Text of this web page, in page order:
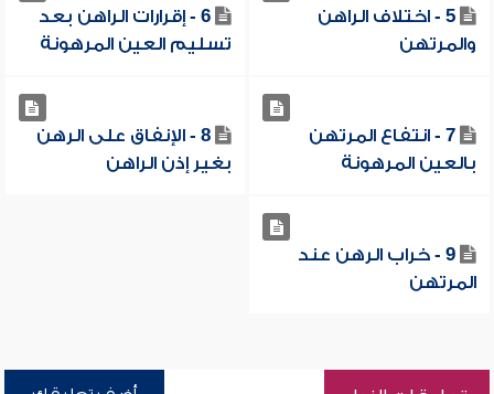
5 - اختلاف الراهن
والمرتهن
6 - إقرارات الراهن بعد
تسليم العين المرهونة
7 - انتفاع المرتهن
بالعين المرهونة
8 - الإنفاق على الرهن
بغير إذن الراهن
9 - خراب الرهن عند
المرتهن